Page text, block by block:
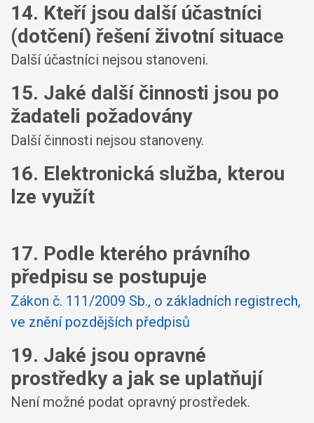
14. Kteří jsou další účastníci
(dotčení) řešení životní situace
Další účastníci nejsou stanoveni.
15. Jaké další činnosti jsou po
žadateli požadovány
Další činnosti nejsou stanoveny.
16. Elektronická služba, kterou
lze využít
17. Podle kterého právního
předpisu se postupuje
Zákon č. 111/2009 Sb., o základních registrech,
ve znění pozdějších předpisů
19. Jaké jsou opravné
prostředky a jak se uplatňují
Není možné podat opravný prostředek.